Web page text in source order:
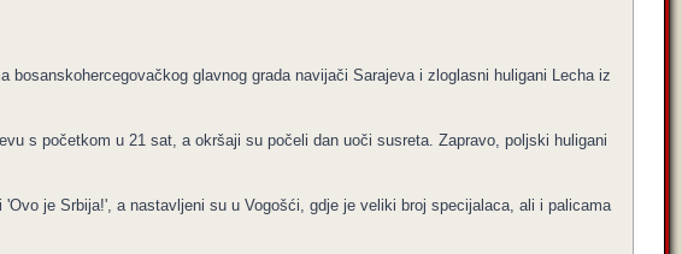
glavnog grada navijači Sarajeva i zloglasni huligani Lecha iz
s početkom u 21 sat, a okršaji su počeli dan uoči susreta. Zapravo, poljski huligani
je Srbija!', a nastavljeni su u Vogošći, gdje je veliki broj specijalaca, ali i palicama